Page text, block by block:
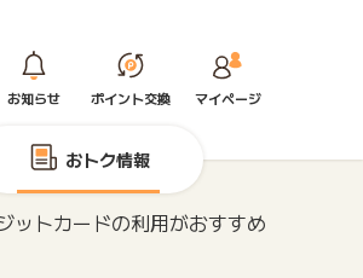
お知らせ ポイント交換 マイページ
おトク情報
ットカードの利用がおすすめ